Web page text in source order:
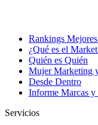
Rankings
¿Qué es el
Quién es Quién
Mujer Marketing
Desde Dentro
Informe Marcas y
Servicios